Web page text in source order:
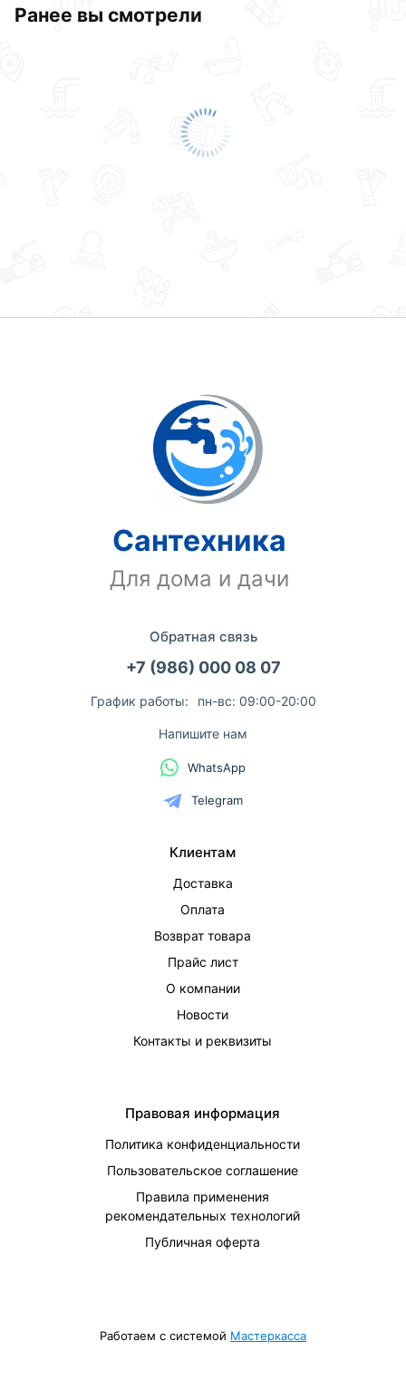
Ранее вы смотрели
Сантехника
Для дома и дачи
Обратная связь
+7 (986) 000 08 07
График работы: пн-вс: 09:00-20:00
Напишите нам
WhatsApp
Telegram
Клиентам
Доставка
Оплата
Возврат товара
Прайс лист
О компании
Новости
Контакты и реквизиты
Правовая информация
Политика конфиденциальности
Пользовательское соглашение
Правила применения
рекомендательных технологий
Публичная оферта
Работаем с системой Мастеркасса